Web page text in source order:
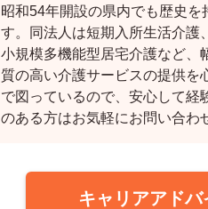
昭和54年開設の県内でも歴史
す。同法人は短期入所生活介護
小規模多機能型居宅介護など、
質の高い介護サービスの提供を
で図っているので、安心して経
のある方はお気軽にお問い合わ
キャリアアド